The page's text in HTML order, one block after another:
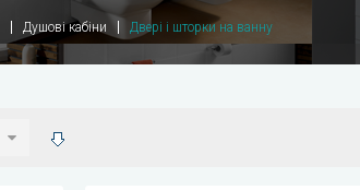
Душові кабіни Двері і шторки на ванну